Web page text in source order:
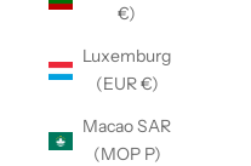
€)
Luxemburg
(EUR €)
Macao SAR
(MOP P)